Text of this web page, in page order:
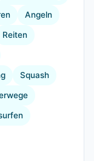
Angeln
Reiten
Squash